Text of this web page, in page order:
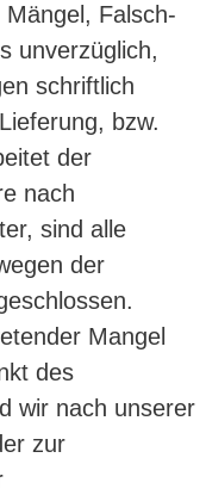
Falsch-
unverzüglich,
schriftlich
bzw.
der
nach
sind alle
der
Mangel
des
wir nach unserer
zur